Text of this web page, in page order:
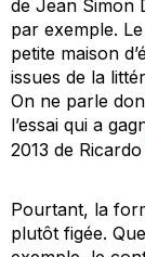
de Jean Simon
par exemple.
petite maison
issues de la
On ne parle
l’essai qui a
2013 de Ricardo
Pourtant, la
plutôt figée.